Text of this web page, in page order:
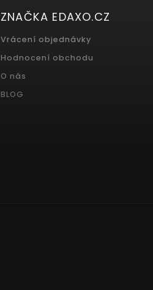
ZNAČKA EDAXO.CZ
Vrácení objednávky
Hodnocení obchodu
O nás
BLOG